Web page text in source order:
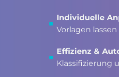
Individuelle
Vorlagen
Effizienz &
Klassifizierung